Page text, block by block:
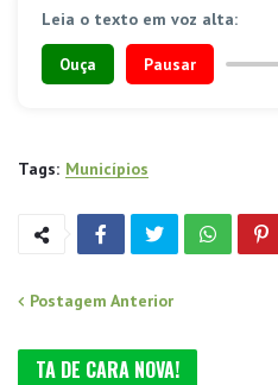
Leia o texto em voz alta:
Ouça Pausar
Tags: Municípios
Postagem Anterior
TA DE CARA NOVA!